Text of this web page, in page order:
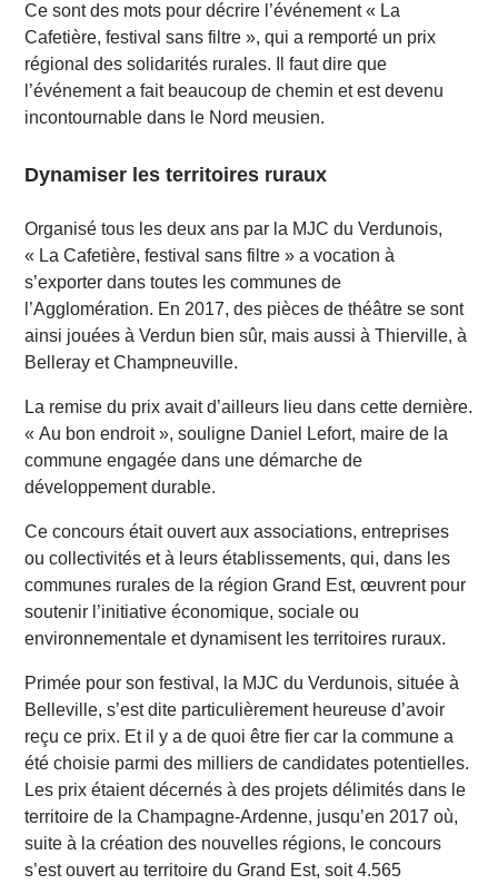
Ce sont des mots pour décrire l’événement « La
Cafetière, festival sans filtre », qui a remporté un prix
régional des solidarités rurales. Il faut dire que
l’événement a fait beaucoup de chemin et est devenu
incontournable dans le Nord meusien.
Dynamiser les territoires ruraux
Organisé tous les deux ans par la MJC du Verdunois,
« La Cafetière, festival sans filtre » a vocation à
s’exporter dans toutes les communes de
l’Agglomération. En 2017, des pièces de théâtre se sont
ainsi jouées à Verdun bien sûr, mais aussi à Thierville, à
Belleray et Champneuville.
La remise du prix avait d’ailleurs lieu dans cette dernière.
« Au bon endroit », souligne Daniel Lefort, maire de la
commune engagée dans une démarche de
développement durable.
Ce concours était ouvert aux associations, entreprises
ou collectivités et à leurs établissements, qui, dans les
communes rurales de la région Grand Est, œuvrent pour
soutenir l’initiative économique, sociale ou
environnementale et dynamisent les territoires ruraux.
Primée pour son festival, la MJC du Verdunois, située à
Belleville, s’est dite particulièrement heureuse d’avoir
reçu ce prix. Et il y a de quoi être fier car la commune a
été choisie parmi des milliers de candidates potentielles.
Les prix étaient décernés à des projets délimités dans le
territoire de la Champagne-Ardenne, jusqu’en 2017 où,
suite à la création des nouvelles régions, le concours
s’est ouvert au territoire du Grand Est, soit 4.565